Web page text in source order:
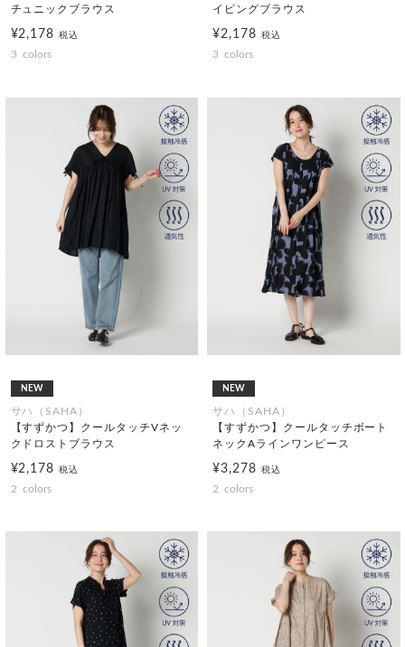
チュニックブラウス
¥2,178税込
3 colors
イピングブラウス
¥2,178 税込
3 colors
NEW
サハ（SAHA）
【すずかつ】クールタッチVネッ
クドロストブラウス
¥2,178税込
2 colors
NEW
サハ（SAHA）
【すずかつ】クールタッチボート
ネックAラインワンピース
¥3,278 税込
2 colors